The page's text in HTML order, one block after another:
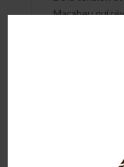
Macabeu qui
prolongée par
C'est notre